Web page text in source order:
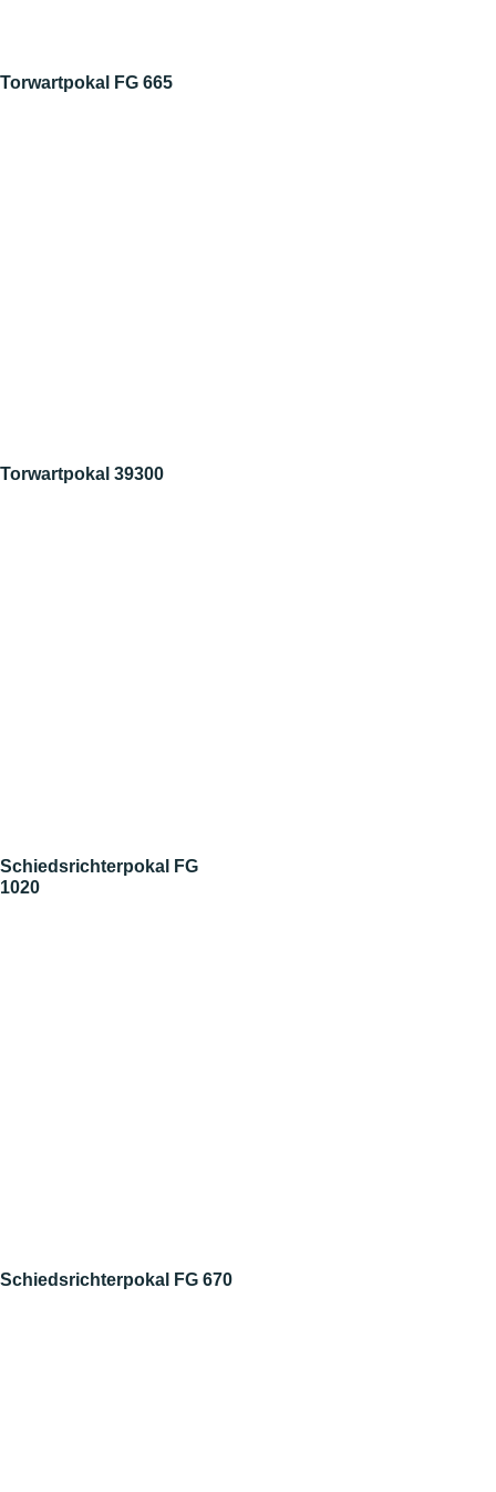
Torwartpokal FG 665
Torwartpokal 39300
Schiedsrichterpokal FG
1020
Schiedsrichterpokal FG 670